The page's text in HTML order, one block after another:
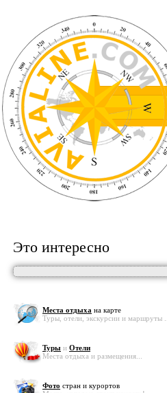
Это интересно
Места отдыха на карте
Туры, отели, экскурсии и маршруты ...
Туры и Отели
Места отдыха и размещения...
Фото стран и курортов